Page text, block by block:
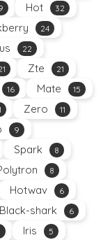
Hot 32
24
22
Zte 21
16 Mate 15
Zero 11
9
Spark 8
8
Hotwav 6
Black-shark 6
Iris 5